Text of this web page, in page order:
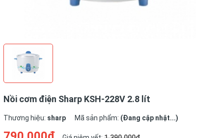
Nồi cơm điện Sharp KSH-228V 2.8 lít
Thương hiệu: sharp Mã sản phẩm: (Đang cập nhật...)